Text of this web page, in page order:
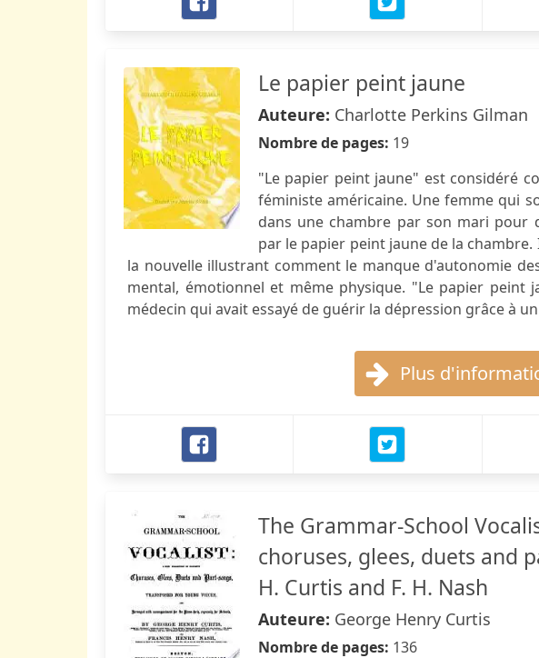
Le papier peint jaune
Auteure: Charlotte Perkins Gilman
Nombre de pages: 19
"Le papier peint jaune" est considéré
féministe américaine. Une femme qui
dans une chambre par son mari pour
par le papier peint jaune de la
la nouvelle illustrant comment le manque d'autonomie
mental, émotionnel et même physique. "Le papier peint
médecin qui avait essayé de guérir la dépression grâce à
Plus
The Grammar-School
choruses, glees, duets and
H. Curtis and F. H. Nash
Auteure: George Henry Curtis
Nombre de pages: 136